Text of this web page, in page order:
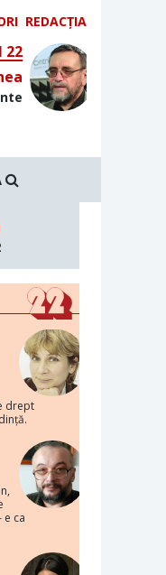
REDACȚIA
22
drept
e ca